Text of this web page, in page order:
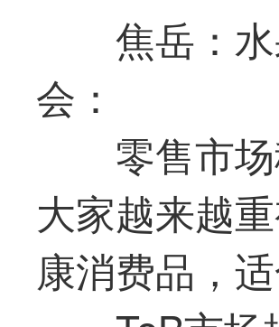
焦岳：
会：
零售市
大家越来越
康消费品，